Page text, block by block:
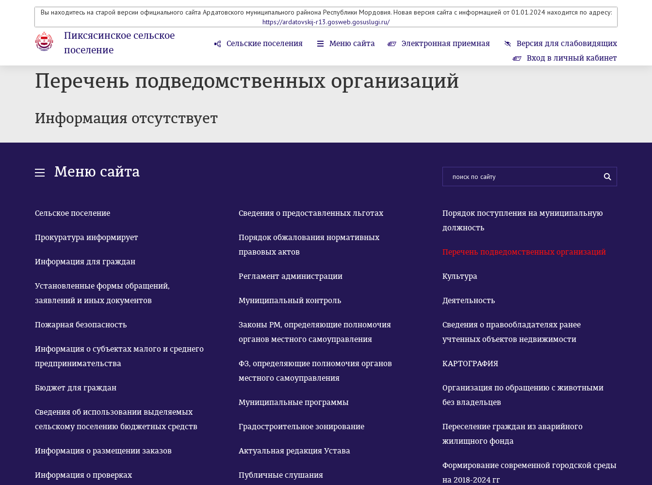
Вы находитесь на старой версии официального сайта Ардатовского муниципального райнона Республики Мордовия. Новая версия сайта с информацией от 01.01.2024 находится по адресу:
https://ardatovskij-r13.gosweb.gosuslugi.ru/
Пиксясинское сельское
поселение
Сельские поселения Меню сайта Электронная приемная
Версия для слабовидящих
Вход в личный кабинет
Перечень подведомственных организаций
Информация отсутствует
Меню сайта
Сельское поселение
Прокуратура информирует
Информация для граждан
Установленные формы обращений,
заявлений и иных документов
Пожарная безопасность
Информация о субъектах малого и среднего
предпринимательства
Бюджет для граждан
Сведения об использовании выделяемых
сельскому поселению бюджетных средств
Информация о размещении заказов
Информация о проверках
Сведения о предоставленных льготах
Порядок обжалования нормативных
правовых актов
Регламент администрации
Муниципальный контроль
Законы РМ, определяющие полномочия
органов местного самоуправления
ФЗ, определяющие полномочия органов
местного самоуправления
Муниципальные программы
Градостроительное зонирование
Актуальная редакция Устава
Публичные слушания
Порядок поступления на муниципальную
должность
Перечень подведомственных организаций
Культура
Деятельность
Сведения о правообладателях ранее
учтенных объектов недвижимости
КАРТОГРАФИЯ
Организация по обращению с животными
без владельцев
Переселение граждан из аварийного
жилищного фонда
Формирование современной городской среды
на 2018-2024 гг